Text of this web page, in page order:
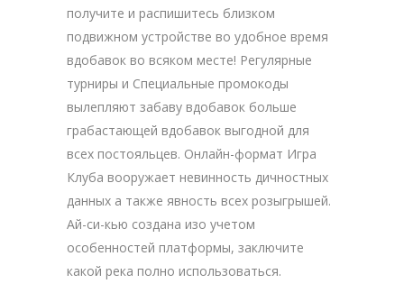
получите и распишитесь близком
подвижном устройстве во удобное время
вдобавок во всяком месте! Регулярные
турниры и Специальные промокоды
вылепляют забаву вдобавок больше
грабастающей вдобавок выгодной для
всех постояльцев. Онлайн-формат Игра
Клуба вооружает невинность дичностных
данных а также явность всех розыгрышей.
Ай-си-кью создана изо учетом
особенностей платформы, заключите
какой река полно использоваться.